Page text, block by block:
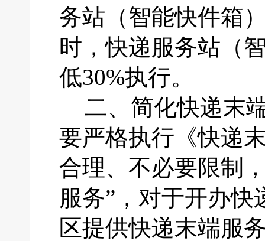
务站（智能快件箱
时，快递服务站（
低30%执行。
二、 简化快递末
要严格执行《快递
合理、不必要限制
服务”，对于开办
区提供快递末端服